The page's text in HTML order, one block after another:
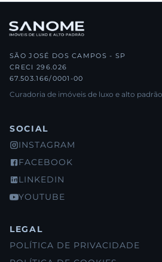
SÃO JOSÉ DOS CAMPOS - SP
CRECI 296.026
67.503.166/0001-00
Curadoria de imóveis de luxo e alto
SOCIAL
INSTAGRAM
FACEBOOK
LINKEDIN
YOUTUBE
LEGAL
POLÍTICA DE PRIVACIDADE